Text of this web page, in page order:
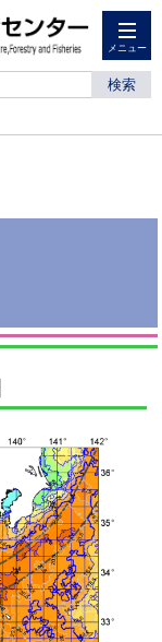
メニュー
検索